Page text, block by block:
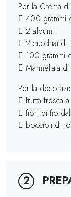
Per la Crema
 400 grammi
 2 albumi
 2 cucchiai di
 100 grammi
 Marmellata
Per la
 frutta fresca
 fiori di
 boccioli di
2